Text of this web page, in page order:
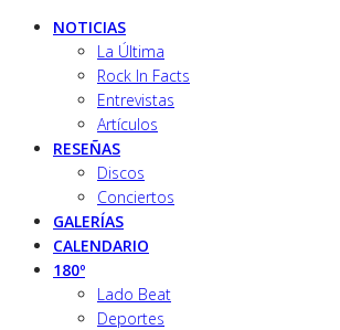
NOTICIAS
La Última
Rock In Facts
Entrevistas
Artículos
RESEÑAS
Discos
Conciertos
GALERÍAS
CALENDARIO
180º
Lado Beat
Deportes